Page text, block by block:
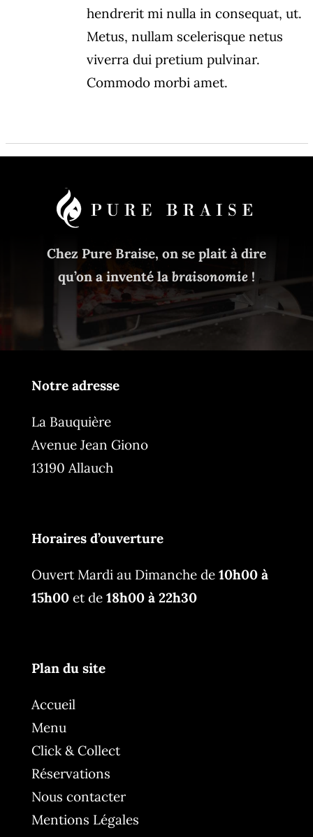
hendrerit mi nulla in consequat, ut.
Metus, nullam scelerisque netus
viverra dui pretium pulvinar.
Commodo morbi amet.
Chez Pure Braise, on se plait à dire
qu’on a inventé la braisonomie !
Notre adresse
La Bauquière
Avenue Jean Giono
13190 Allauch
Horaires d’ouverture
Ouvert Mardi au Dimanche de10h00 à
15h00 et de18h00 à 22h30
Plan du site
Accueil
Menu
Click & Collect
Réservations
Nous contacter
Mentions Légales